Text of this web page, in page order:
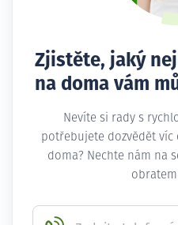
Zjistěte, jaký
na doma vám
Nevíte si rady s
potřebujete dozvědět
doma? Nechte nám na
obratem